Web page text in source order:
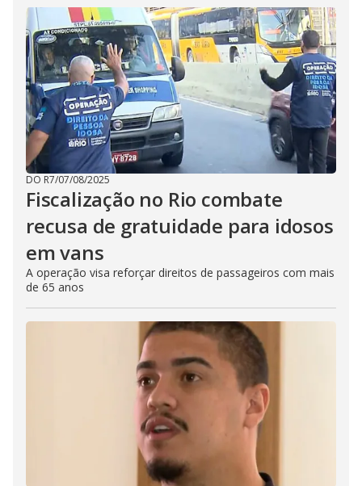
DO R7/07/08/2025
Fiscalização no Rio combate
recusa de gratuidade para idosos
em vans
A operação visa reforçar direitos de passageiros com mais
de 65 anos